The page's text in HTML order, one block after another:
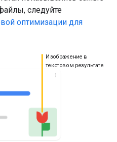
следуйте
оптимизации для
Изображение в
текстовом результате